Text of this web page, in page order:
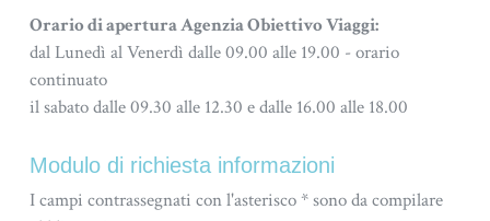
Orario di apertura Agenzia Obiettivo Viaggi:
dal Lunedì al Venerdì dalle 09.00 alle 19.00 - orario
continuato
il sabato dalle 09.30 alle 12.30 e dalle 16.00 alle 18.00
Modulo di richiesta informazioni
I campi contrassegnati con l'asterisco * sono da compilare